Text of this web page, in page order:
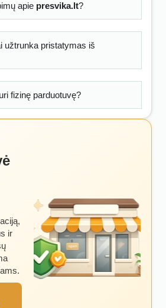
apie presvika.lt?
užtrunka pristatymas iš
fizinę parduotuvę?
ir